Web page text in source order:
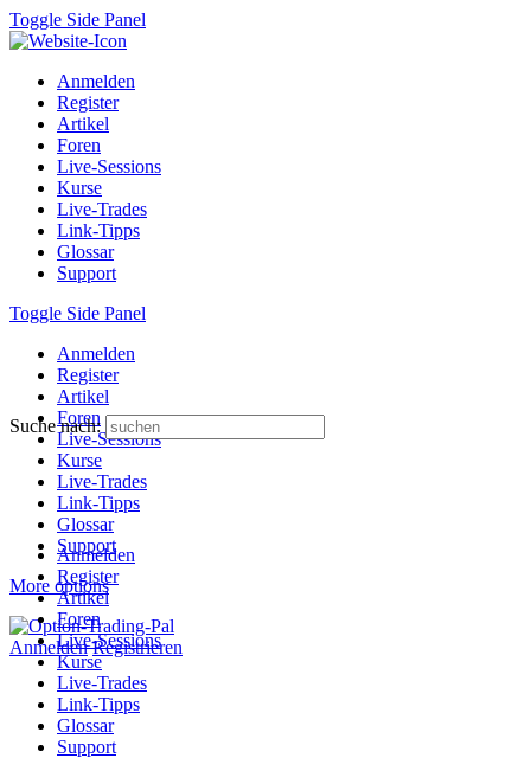
Toggle Side Panel
Anmelden
Register
Artikel
Foren
Live-Sessions
Kurse
Live-Trades
Link-Tipps
Glossar
Support
Toggle Side Panel
Anmelden
Register
Artikel
Foren
Live-Sessions
Kurse
Live-Trades
Link-Tipps
Glossar
Support
More options
Anmelden Registrieren
Suche nach:
Anmelden
Register
Artikel
Foren
Live-Sessions
Kurse
Live-Trades
Link-Tipps
Glossar
Support